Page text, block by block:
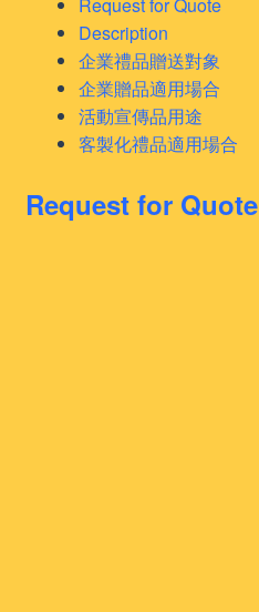
Request for Quote
Description
企業禮品贈送對象
企業贈品適用場合
活動宣傳品用途
客製化禮品適用場合
Request for Quote